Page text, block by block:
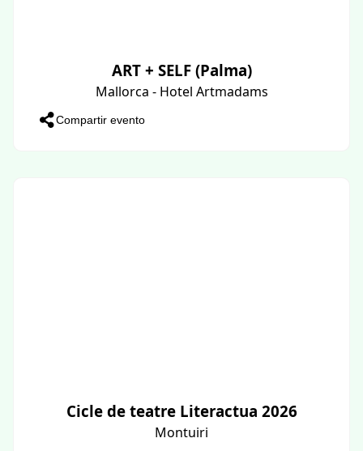
ART + SELF (Palma)
Mallorca - Hotel Artmadams
Compartir evento
Cicle de teatre Literactua 2026
Montuiri